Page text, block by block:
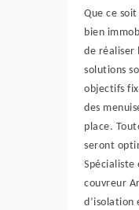
Que ce
bien
de réaliser
solutions
objectifs
des
place.
seront
Spécialiste
couvreur
d’isolation